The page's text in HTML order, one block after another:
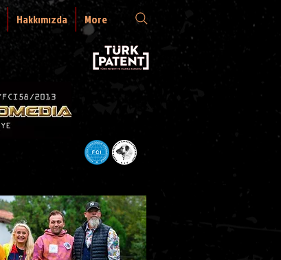
Hakkımızda More